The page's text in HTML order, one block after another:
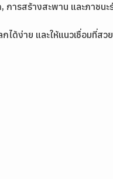
การสร้างสะพาน และภาชน
ได้ง่าย และให้แนวเชื่อมที่สว